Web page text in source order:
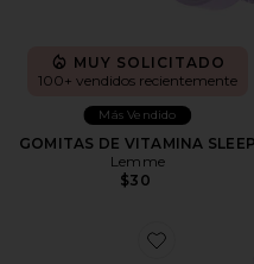
MUY SOLICITADO
100+ vendidos recientemente
Más Vendido
GOMITAS DE VITAMINA SLEEP
Lemme
$30
Favorite